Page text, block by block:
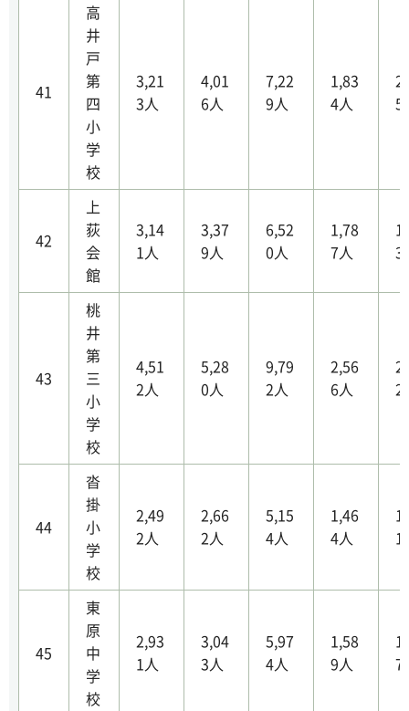
41
高
井
戸
第
四
小
学
校
3,21
3人
4,01
6人
7,22
9人
1,83
4人
5
42
上
荻
会
館
3,14
1人
3,37
9人
6,52
0人
1,78
7人
3
43
桃
井
第
三
小
学
校
4,51
2人
5,28
0人
9,79
2人
2,56
6人
2
44
沓
掛
小
学
校
2,49
2人
2,66
2人
5,15
4人
1,46
4人
1
45
東
原
中
学
校
2,93
1人
3,04
3人
5,97
4人
1,58
9人
7